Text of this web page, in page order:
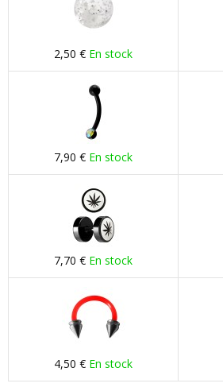
2,50 € En stock
7,90 € En stock
7,70 € En stock
4,50 € En stock